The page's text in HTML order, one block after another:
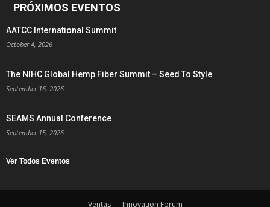
PRÓXIMOS EVENTOS
AATCC International Summit
October 4, 2026
The NIHC Global Hemp Fiber Summit – Seed To Style
September 16, 2026
SEAMS Annual Conference
September 15, 2026
Ver Todos Eventos
Ventas Innovation Forum